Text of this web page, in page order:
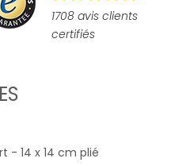
1708 avis clients
certifiés
- 14 x 14 cm plié